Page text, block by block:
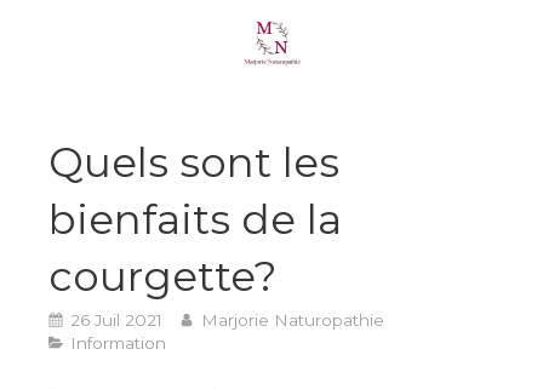
Quels sont les
bienfaits de la
courgette?
26 Juil 2021
Marjorie Naturopathie
Information